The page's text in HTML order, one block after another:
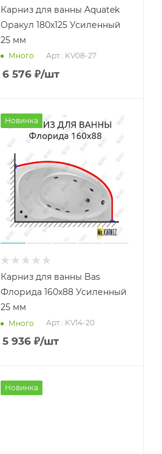
Карниз для ванны Aquatek
Оракул 180х125 Усиленный
25 мм
Много Арт.: KV08-27
6 576 ₽/шт
Новинка
Карниз для ванны Bas
Флорида 160х88 Усиленный
25 мм
Много Арт.: KV14-20
5 936 ₽/шт
Новинка